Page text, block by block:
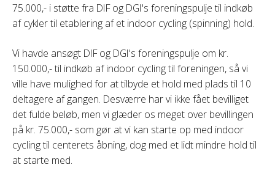
75.000,- i støtte fra DIF og DGI's foreningspulje til indkøb
af cykler til etablering af et indoor cycling (spinning) hold.
Vi havde ansøgt DIF og DGI's foreningspulje om kr.
150.000,- til indkøb af indoor cycling til foreningen, så vi
ville have mulighed for at tilbyde et hold med plads til 10
deltagere af gangen. Desværre har vi ikke fået bevilliget
det fulde beløb, men vi glæder os meget over bevillingen
på kr. 75.000,- som gør at vi kan starte op med indoor
cycling til centerets åbning, dog med et lidt mindre hold til
at starte med.